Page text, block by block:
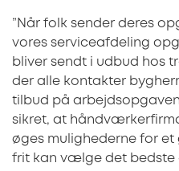
”Når folk sender deres
vores serviceafdeling
bliver sendt i udbud hos
der alle kontakter
tilbud på
sikret, at
øges mulighederne for
frit kan vælge det bedste